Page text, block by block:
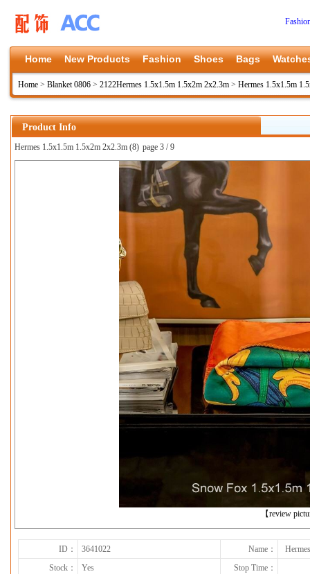
Home New Products Fashion Shoes Bags
Home > Blanket 0806 > 2122Hermes 1.5x1.5m 1.5x2m 2x2.3m > Hermes 1.5x1.5m
Product Info
Hermes 1.5x1.5m 1.5x2m 2x2.3m (8) page 3 / 9
【review
ID： 3641022 Name：
Stock：
Yes
Stop Time：